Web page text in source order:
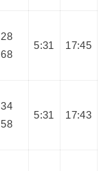
28
68
5:31 17:45
34
58
5:31 17:43